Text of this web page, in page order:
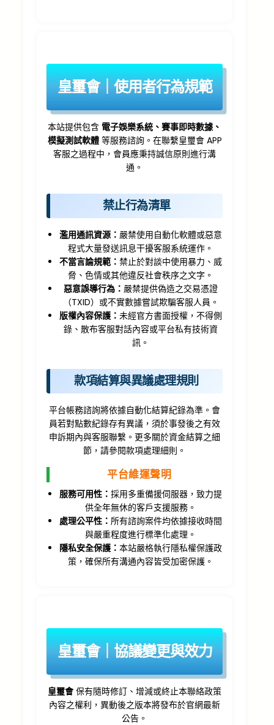
皇璽會｜使用者行為規範
本站提供包含 電子娛樂系統、賽事即時數據、
模擬測試軟體等服務諮詢。在聯繫皇璽會 APP
客服之過程中，會員應秉持誠信原則進行溝
通。
禁止行為清單
濫用通訊資源： 嚴禁使用自動化軟體或惡意
程式大量發送訊息干擾客服系統運作。
不當言論規範： 禁止於對談中使用暴力、威
脅、色情或其他違反社會秩序之文字。
惡意誤導行為： 嚴禁提供偽造之交易憑證
（TXID）或不實數據嘗試欺騙客服人員。
版權內容保護： 未經官方書面授權，不得側
錄、散布客服對話內容或平台私有技術資
訊。
款項結算與異議處理規則
平台帳務諮詢將依據自動化結算紀錄為準。會
員若對點數紀錄存有異議，須於事發後之有效
申訴期內與客服聯繫。更多關於資金結算之細
節，請參閱款項處理細則。
平台維運聲明
服務可用性： 採用多重備援伺服器，致力提
供全年無休的客戶支援服務。
處理公平性： 所有諮詢案件均依據接收時間
與嚴重程度進行標準化處理。
隱私安全保護： 本站嚴格執行隱私權保護政
策，確保所有溝通內容皆受加密保護。
皇璽會｜協議變更與效力
皇璽會保有隨時修訂、增減或終止本聯絡政策
內容之權利，異動後之版本將發布於官網最新
公告。